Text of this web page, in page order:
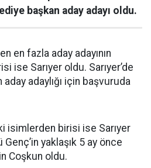
başkan aday adayı oldu.
en fazla aday adayının
ise Sarıyer oldu. Sarıyer’de
adaylığı için başvuruda
isimlerden birisi ise Sarıyer
yaklaşık 5 ay önce
Coşkun oldu.